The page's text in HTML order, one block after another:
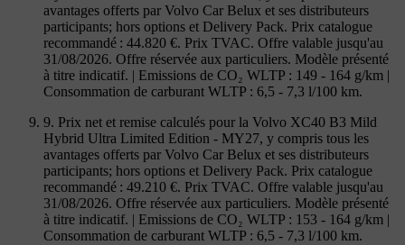
avantages offerts par Volvo Car Belux et ses distributeurs
participants; hors options et Delivery Pack. Prix catalogue
recommandé : 44.820 €. Prix TVAC. Offre valable jusqu'au
31/08/2026. Offre réservée aux particuliers. Modèle présenté
à titre indicatif. | Emissions de CO₂ WLTP : 149 - 164 g/km |
Consommation de carburant WLTP : 6,5 - 7,3 l/100 km.
9. Prix net et remise calculés pour la Volvo XC40 B3 Mild
Hybrid Ultra Limited Edition - MY27, y compris tous les
avantages offerts par Volvo Car Belux et ses distributeurs
participants; hors options et Delivery Pack. Prix catalogue
recommandé : 49.210 €. Prix TVAC. Offre valable jusqu'au
31/08/2026. Offre réservée aux particuliers. Modèle présenté
à titre indicatif. | Emissions de CO₂ WLTP : 153 - 164 g/km |
Consommation de carburant WLTP : 6,5 - 7,3 l/100 km.